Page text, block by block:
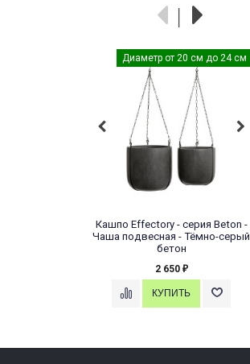
Диаметр от 20 см до 24 см
Кашпо Effectory - серия Beton -
Чаша подвесная - Тёмно-серый
бетон
2 650 ₽